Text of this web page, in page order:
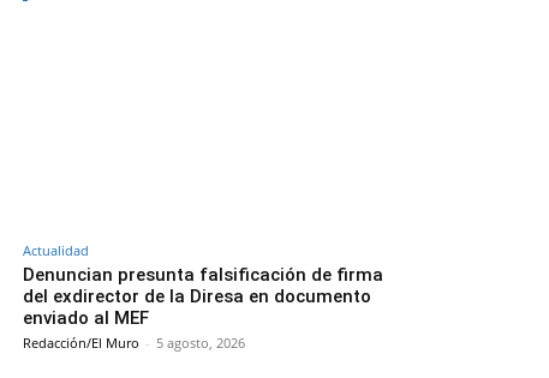
Actualidad
Denuncian presunta falsificación de firma
del exdirector de la Diresa en documento
enviado al MEF
Redacción/El Muro - 5 agosto, 2026